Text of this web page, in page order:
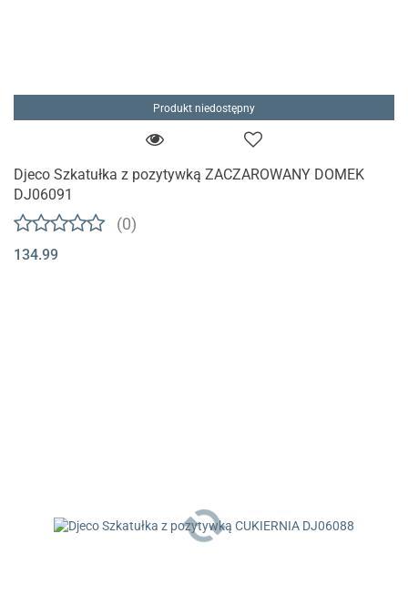
Produkt niedostępny
Djeco Szkatułka z pozytywką ZACZAROWANY DOMEK
DJ06091
(0)
134.99